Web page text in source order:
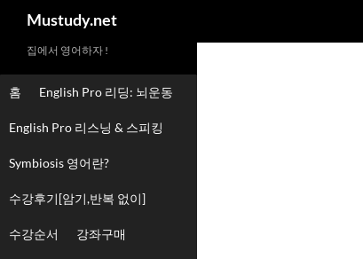
Mustudy.net
집에서 영어하자 !
홈 English Pro 리딩: 뇌운동
English Pro 리스닝 & 스피킹
Symbiosis 영어란?
수강후기[암기,반복 없이]
수강순서 강좌구매